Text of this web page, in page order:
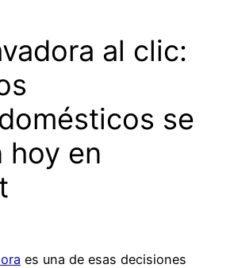
al clic:
se
hoy en
es una de esas decisiones